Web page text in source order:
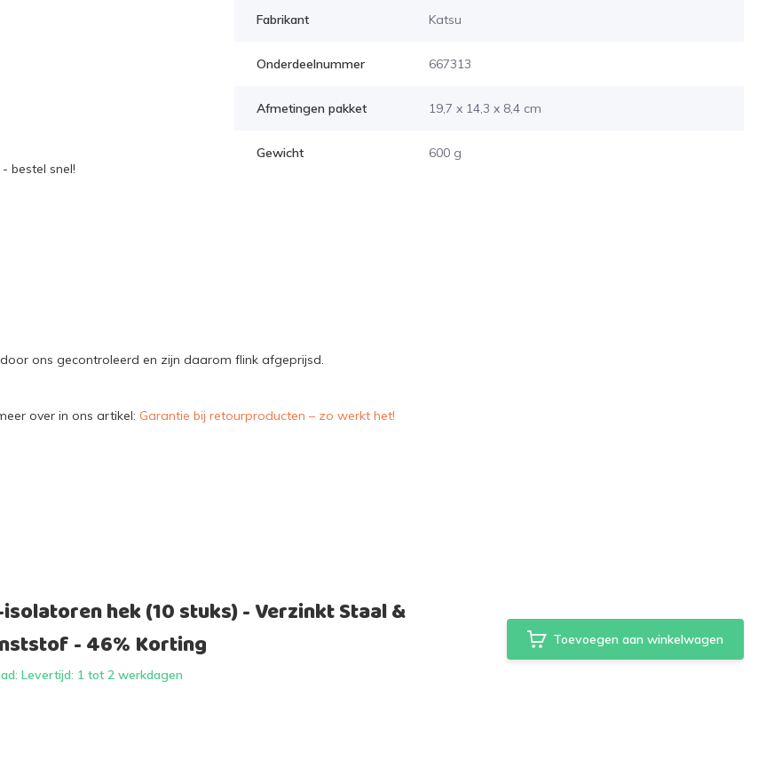
bestel snel!
Fabrikant Katsu
Onderdeelnummer 667313
Afmetingen pakket 19,7 x 14,3 x 8,4 cm
Gewicht 600 g
ons gecontroleerd en zijn daarom flink afgeprijsd.
over in ons artikel: Garantie bij retourproducten – zo werkt het!
hek (10 stuks) - Verzinkt Staal &
- 46% Korting
Levertijd: 1 tot 2 werkdagen
Toevoegen aan winkelwagen